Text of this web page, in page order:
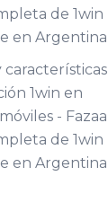
de 1win
en Argentina
características
1win en
- Fazaa
de 1win
en Argentina